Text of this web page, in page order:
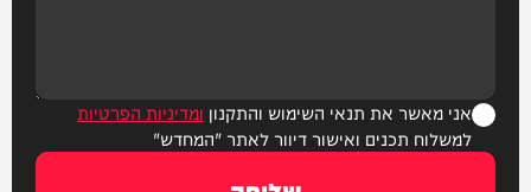
אני מאשר את תנאי השימוש והתקנון ומדיניות הפרטיות
למשלוח תכנים ואישור דיוור לאתר "המחדש"